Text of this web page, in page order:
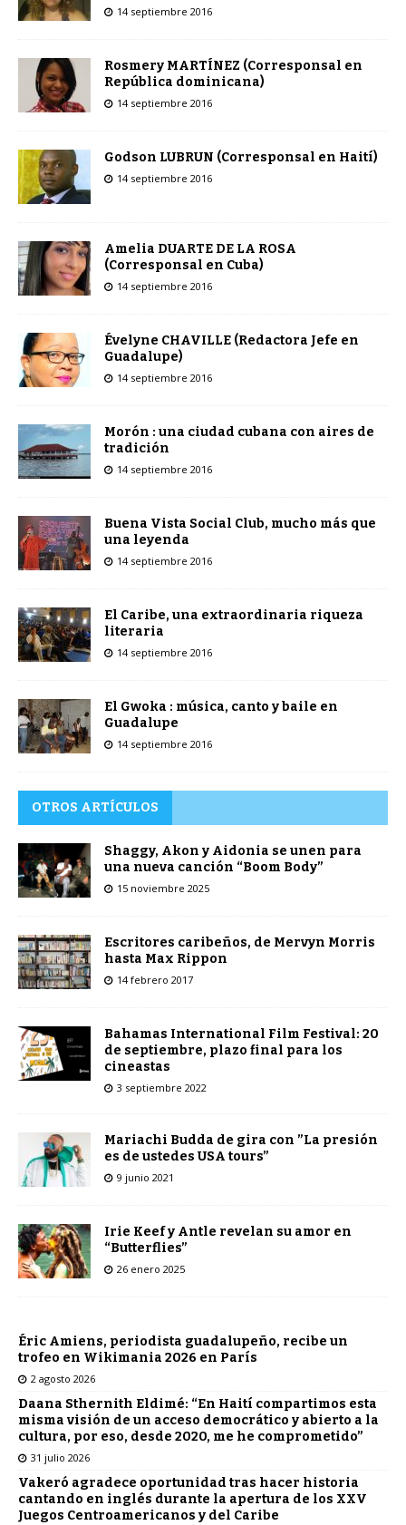
14 septiembre 2016
Rosmery MARTÍNEZ (Corresponsal en
República dominicana)
14 septiembre 2016
Godson LUBRUN (Corresponsal en Haití)
14 septiembre 2016
Amelia DUARTE DE LA ROSA
(Corresponsal en Cuba)
14 septiembre 2016
Évelyne CHAVILLE (Redactora Jefe en
Guadalupe)
14 septiembre 2016
Morón : una ciudad cubana con aires de
tradición
14 septiembre 2016
Buena Vista Social Club, mucho más que
una leyenda
14 septiembre 2016
El Caribe, una extraordinaria riqueza
literaria
14 septiembre 2016
El Gwoka : música, canto y baile en
Guadalupe
14 septiembre 2016
OTROS ARTÍCULOS
Shaggy, Akon y Aidonia se unen para
una nueva canción “Boom Body”
15 noviembre 2025
Escritores caribeños, de Mervyn Morris
hasta Max Rippon
14 febrero 2017
Bahamas International Film Festival: 20
de septiembre, plazo final para los
cineastas
3 septiembre 2022
Mariachi Budda de gira con ”La presión
es de ustedes USA tours”
9 junio 2021
Irie Keef y Antle revelan su amor en
“Butterflies”
26 enero 2025
Éric Amiens, periodista guadalupeño, recibe un
trofeo en Wikimania 2026 en París
2 agosto 2026
Daana Sthernith Eldimé: “En Haití compartimos esta
misma visión de un acceso democrático y abierto a la
cultura, por eso, desde 2020, me he comprometido”
31 julio 2026
Vakeró agradece oportunidad tras hacer historia
cantando en inglés durante la apertura de los XXV
Juegos Centroamericanos y del Caribe